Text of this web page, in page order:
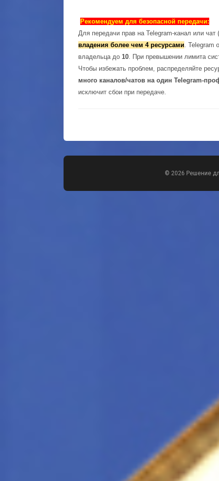
Рекомендуем для безопасной передачи:
Для передачи прав на Telegram-канал или чат
владения более чем 4 ресурсами. Telegram
владельца до 10. При превышении лимита
Чтобы избежать проблем, распределяйте
много каналов/чатов на один Telegram-
исключит сбои при передаче.
© 2026 Решение
Всего позиций в корзине
Всего товара в корзине
Сумма к оплате (без